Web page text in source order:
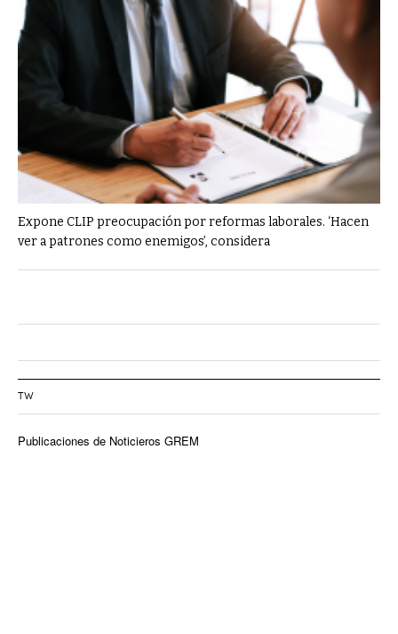
Expone CLIP preocupación por reformas laborales. ‘Hacen
ver a patrones como enemigos’, considera
TW
Publicaciones de Noticieros GREM